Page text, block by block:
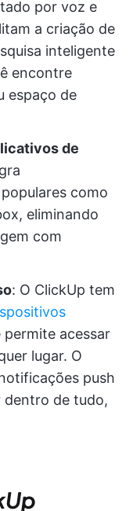
por voz e
a criação de
inteligente
encontre
espaço de
de
como
eliminando
com
: O ClickUp tem
permite acessar
lugar. O
push
dentro de tudo,